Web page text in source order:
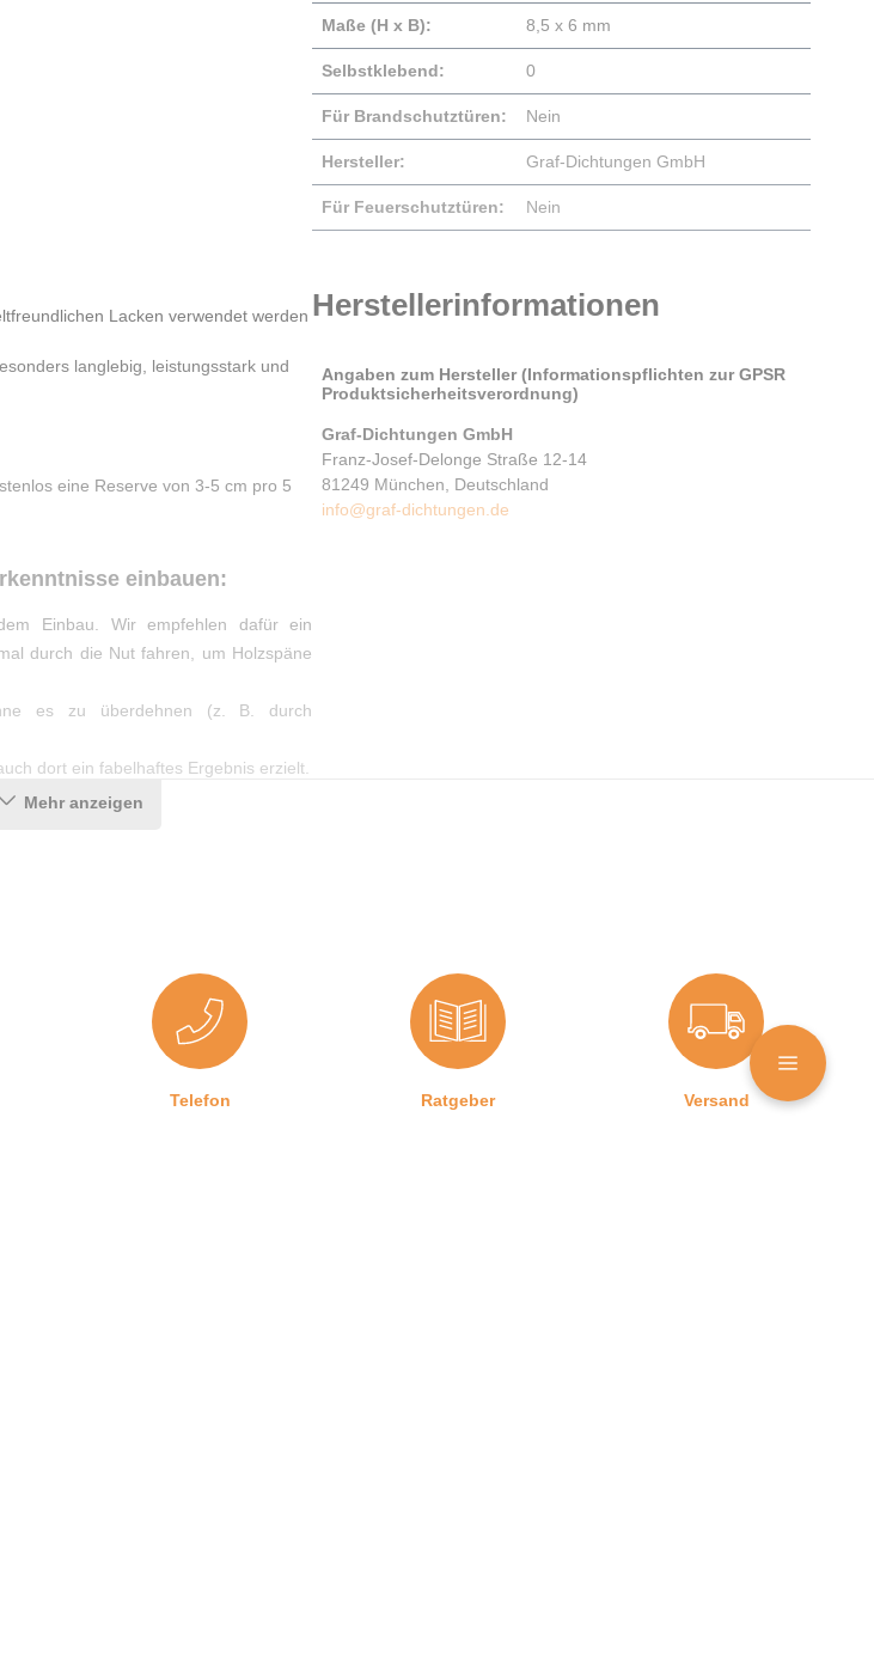
Lacken verwendet werden
langlebig, leistungsstark und
eine Reserve von 3-5 cm pro 5
einbauen:
Einbau. Wir empfehlen dafür ein
durch die Nut fahren, um Holzspäne
es zu überdehnen (z. B. durch
dort ein fabelhaftes Ergebnis erzielt.
Maße (H x B): 8,5 x 6 mm
Selbstklebend: 0
Für Brandschutztüren: Nein
Hersteller: Graf-Dichtungen GmbH
Für Feuerschutztüren: Nein
Herstellerinformationen
Angaben zum Hersteller (Informationspflichten zur GPSR
Produktsicherheitsverordnung)
Graf-Dichtungen GmbH
Franz-Josef-Delonge Straße 12-14
81249 München, Deutschland
info@graf-dichtungen.de
Mehr anzeigen
Telefon Ratgeber Versand